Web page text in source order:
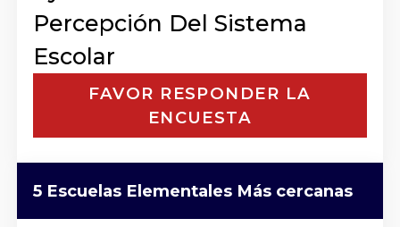
Percepción Del Sistema
Escolar
FAVOR RESPONDER LA
ENCUESTA
5 Escuelas Elementales Más cercanas